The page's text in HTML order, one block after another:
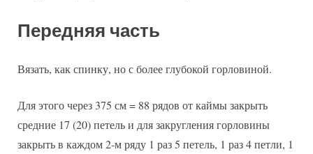
Передняя часть
Вязать, как спинку, но с более глубокой горловиной.
Для этого через 375 см = 88 рядов от каймы закрыть
средние 17 (20) петель и для закругления горловины
закрыть в каждом 2-м ряду 1 раз 5 петель, 1 раз 4 петли, 1